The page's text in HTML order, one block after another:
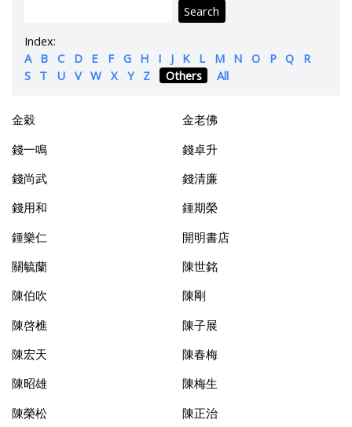
Search
Index:
A
B C D E F G H I J K L M N O P Q
R
S
T U V W X Y Z Others All
金穀
金老佛
錢一鳴
錢卓升
錢尚武
錢清廉
錢用和
鍾期榮
鍾樂仁
開明書店
關毓蘭
陳世銘
陳伯吹
陳剛
陳啓樵
陳子展
陳宏天
陳春梅
陳昭雄
陳梅生
陳榮松
陳正治